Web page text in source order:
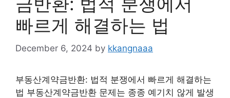
빠르게 해결하는 법
December 6, 2024 by kkangnaaa
부동산계약금반환: 법적 분쟁에서 빠르게 해결하는
법 부동산계약금반환 문제는 종종 예기치 않게 발생